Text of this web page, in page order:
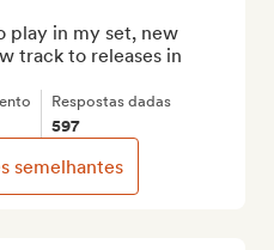
play in my set, new
track to releases in
Respostas dadas
597
semelhantes